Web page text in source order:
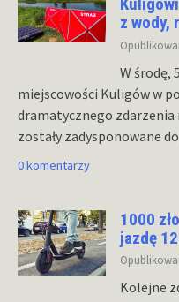
z wody,
W środę,
miejscowości Kuligów w
dramatycznego zdarzenia
zostały zadysponowane do
0 komentarzy
1000
jazdę
Kolejne